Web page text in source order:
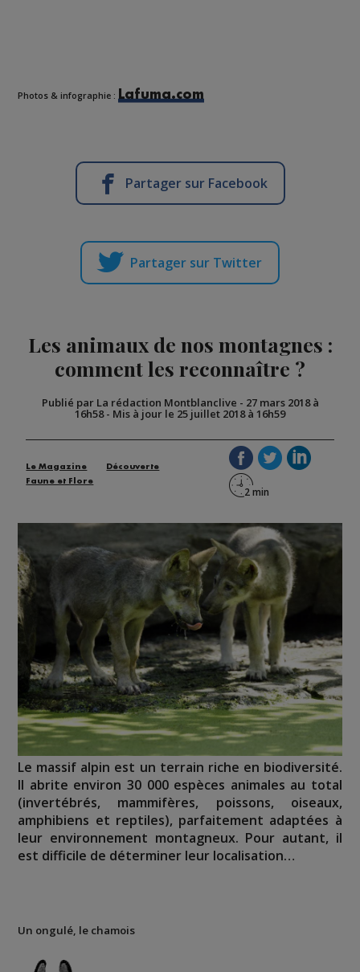
Photos & infographie :Lafuma.com
Partager sur Facebook
Partager sur Twitter
Les animaux de nos montagnes :
comment les reconnaître ?
Publié par La rédaction Montblanclive - 27 mars 2018 à
16h58- Mis à jour le 25 juillet 2018 à 16h59
Le Magazine
Découverte
Faune et Flore
Le massif alpin est un terrain riche en biodiversité.
Il abrite environ 30 000 espèces animales au total
(invertébrés, mammifères, poissons, oiseaux,
amphibiens et reptiles), parfaitement adaptées à
leur environnement montagneux. Pour autant, il
est difficile de déterminer leur localisation…
Un ongulé, le chamois